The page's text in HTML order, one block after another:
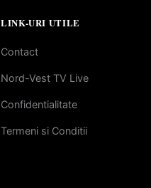
LINK-URI UTILE
Contact
Nord-Vest TV Live
Confidentialitate
Termeni si Conditii